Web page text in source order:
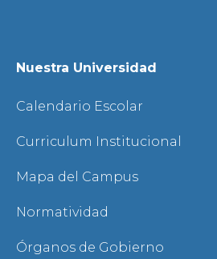
Nuestra Universidad
Calendario Escolar
Curriculum Institucional
Mapa del Campus
Normatividad
Órganos de Gobierno